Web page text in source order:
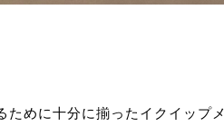
ために十分に揃ったイクイップ